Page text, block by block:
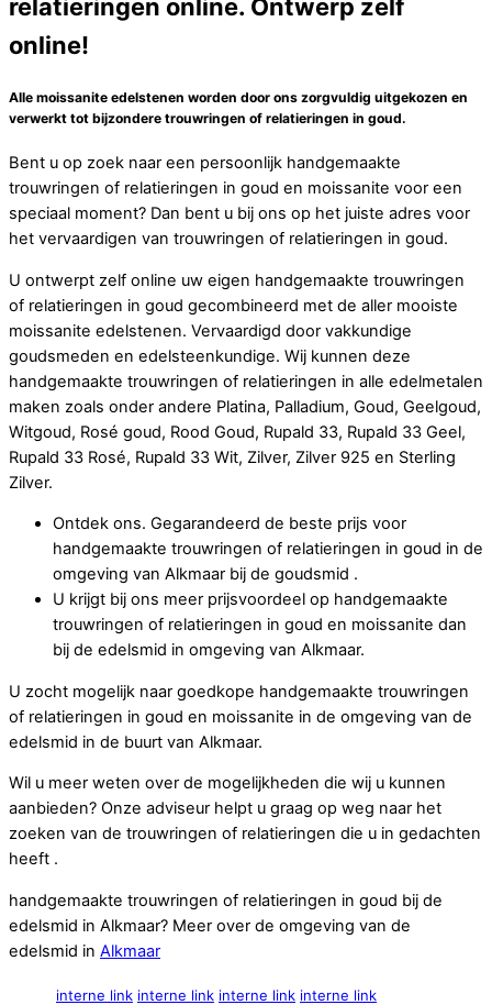
relatieringen online. Ontwerp zelf
online!
Alle moissanite edelstenen worden door ons zorgvuldig uitgekozen en
verwerkt tot bijzondere trouwringen of relatieringen in goud.
Bent u op zoek naar een persoonlijk handgemaakte
trouwringen of relatieringen in goud en moissanite voor een
speciaal moment? Dan bent u bij ons op het juiste adres voor
het vervaardigen van trouwringen of relatieringen in goud.
U ontwerpt zelf online uw eigen handgemaakte trouwringen
of relatieringen in goud gecombineerd met de aller mooiste
moissanite edelstenen. Vervaardigd door vakkundige
goudsmeden en edelsteenkundige. Wij kunnen deze
handgemaakte trouwringen of relatieringen in alle edelmetalen
maken zoals onder andere Platina, Palladium, Goud, Geelgoud,
Witgoud, Rosé goud, Rood Goud, Rupald 33, Rupald 33 Geel,
Rupald 33 Rosé, Rupald 33 Wit, Zilver, Zilver 925 en Sterling
Zilver.
Ontdek ons. Gegarandeerd de beste prijs voor
handgemaakte trouwringen of relatieringen in goud in de
omgeving van Alkmaar bij de goudsmid .
U krijgt bij ons meer prijsvoordeel op handgemaakte
trouwringen of relatieringen in goud en moissanite dan
bij de edelsmid in omgeving van Alkmaar.
U zocht mogelijk naar goedkope handgemaakte trouwringen
of relatieringen in goud en moissanite in de omgeving van de
edelsmid in de buurt van Alkmaar.
Wil u meer weten over de mogelijkheden die wij u kunnen
aanbieden? Onze adviseur helpt u graag op weg naar het
zoeken van de trouwringen of relatieringen die u in gedachten
heeft .
handgemaakte trouwringen of relatieringen in goud bij de
edelsmid in Alkmaar? Meer over de omgeving van de
edelsmid in Alkmaar
interne link interne link interne link interne link